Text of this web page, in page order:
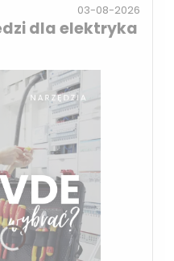
03-08-2026
dla elektryka